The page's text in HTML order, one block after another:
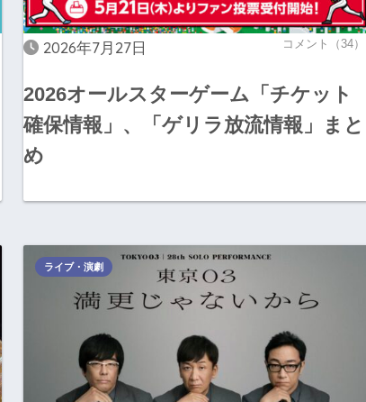
2026年7月27日 コメント（34）
2026オールスターゲーム「チケット
確保情報」、「ゲリラ放流情報」まと
め
ライブ・演劇